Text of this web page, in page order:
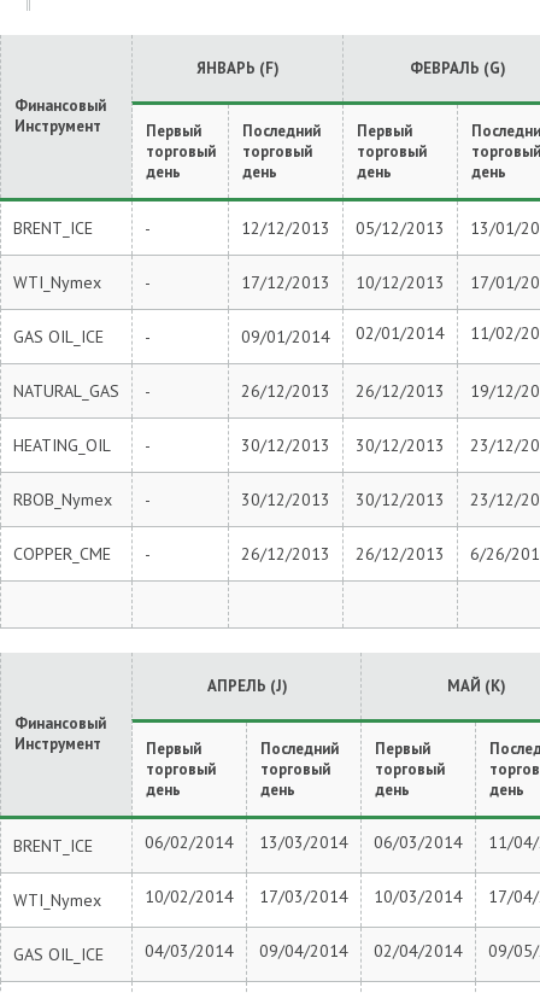
Финансовый
Инструмент
ЯНВАРЬ (F) ФЕВРАЛЬ (G)
Первый
торговый
день
Последний
торговый
день
Первый
торговый
день
торговый
день
BRENT_ICE - 12/12/2013 05/12/2013 13/01/
WTI_Nymex - 17/12/2013 10/12/2013 17/01/
GAS OIL_ICE - 09/01/2014 02/01/2014 11/02/
NATURAL_GAS - 26/12/2013 26/12/2013 19/12/
HEATING_OIL - 30/12/2013 30/12/2013 23/12/
RBOB_Nymex - 30/12/2013 30/12/2013 23/12/
COPPER_CME - 26/12/2013 26/12/2013 6/26/
Финансовый
Инструмент
АПРЕЛЬ (J) МАЙ (K)
Первый
торговый
день
Последний
торговый
день
Первый
торговый
день
день
BRENT_ICE 06/02/2014 13/03/2014 06/03/2014 11/
WTI_Nymex 10/02/2014 17/03/2014 10/03/2014 17/
GAS OIL_ICE 04/03/2014 09/04/2014 02/04/2014 09/